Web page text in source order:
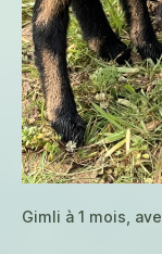
Gimli à 1 mois,